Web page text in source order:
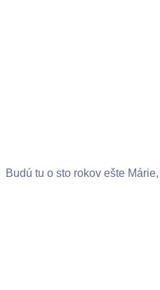
Budú tu o sto rokov ešte